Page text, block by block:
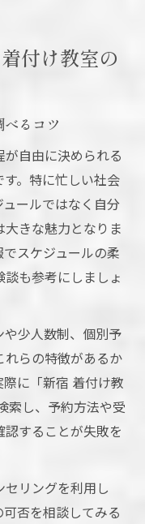
付け教室の
るコツ
自由に決められる
。特に忙しい社会
ールではなく自分
きな魅力となりま
スケジュールの柔
も参考にしましょ
や少人数制、個別予
らの特徴があるか
に「新宿 着付け教
索し、予約方法や受
することが失敗を
リングを利用し
否を相談してみる